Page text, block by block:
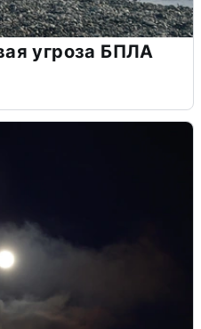
угроза БПЛА